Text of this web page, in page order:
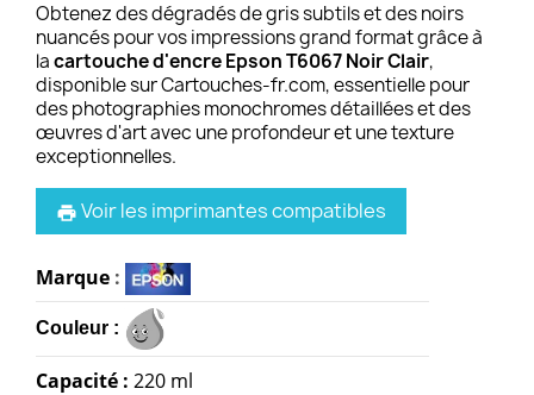
Obtenez des dégradés de gris subtils et des noirs
nuancés pour vos impressions grand format grâce à
lacartouche d'encre Epson T6067 Noir Clair,
disponible sur Cartouches-fr.com, essentielle pour
des photographies monochromes détaillées et des
œuvres d'art avec une profondeur et une texture
exceptionnelles.
print Voir les imprimantes compatibles
Marque :
Couleur :
Capacité : 220 ml